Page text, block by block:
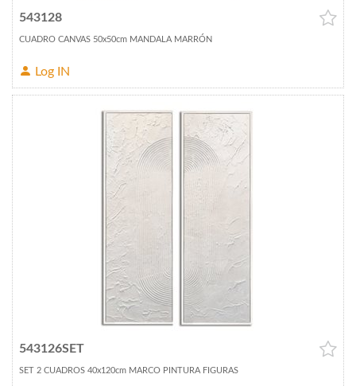
543128
CUADRO CANVAS 50x50cm MANDALA MARRÓN
Log IN
543126SET
SET 2 CUADROS 40x120cm MARCO PINTURA FIGURAS